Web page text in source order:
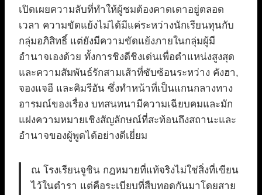
เปิดเผยความลับที่ทำให้ผู้ชมต้องคาดเดาอยู่ตลอด
เวลา ความขัดแย้งไม่ได้มีแค่ระหว่างนักเรียนทุนกับ
กลุ่มอภิสิทธิ์ แต่ยังมีความขัดแย้งภายในกลุ่มผู้มี
อำนาจเองด้วย ทั้งการชิงดีชิงเด่นเพื่อตำแหน่งสูงสุด
และความสัมพันธ์รักสามเส้าที่ซับซ้อนระหว่าง คังฮา,
จองแจอี และคิมรีอัน ซึ่งทำหน้าที่เป็นแกนกลางทาง
อารมณ์ของเรื่อง บทสนทนามีความเฉียบคมและมัก
แฝงความหมายเชิงสัญลักษณ์ที่สะท้อนถึงสถานะและ
อำนาจของผู้พูดได้อย่างดีเยี่ยม
ณ โรงเรียนจูชิน กฎหมายที่แท้จริงไม่ใช่สิ่งที่เขียน
ไว้ในตำรา แต่คือระเบียบที่สืบทอดกันมาโดยสาย